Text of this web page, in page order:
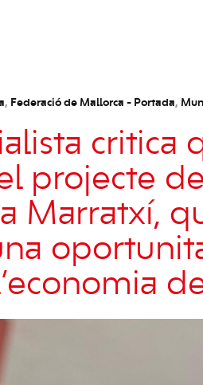
, Federació de Mallorca - Portada,
critica
projecte
Marratxí,